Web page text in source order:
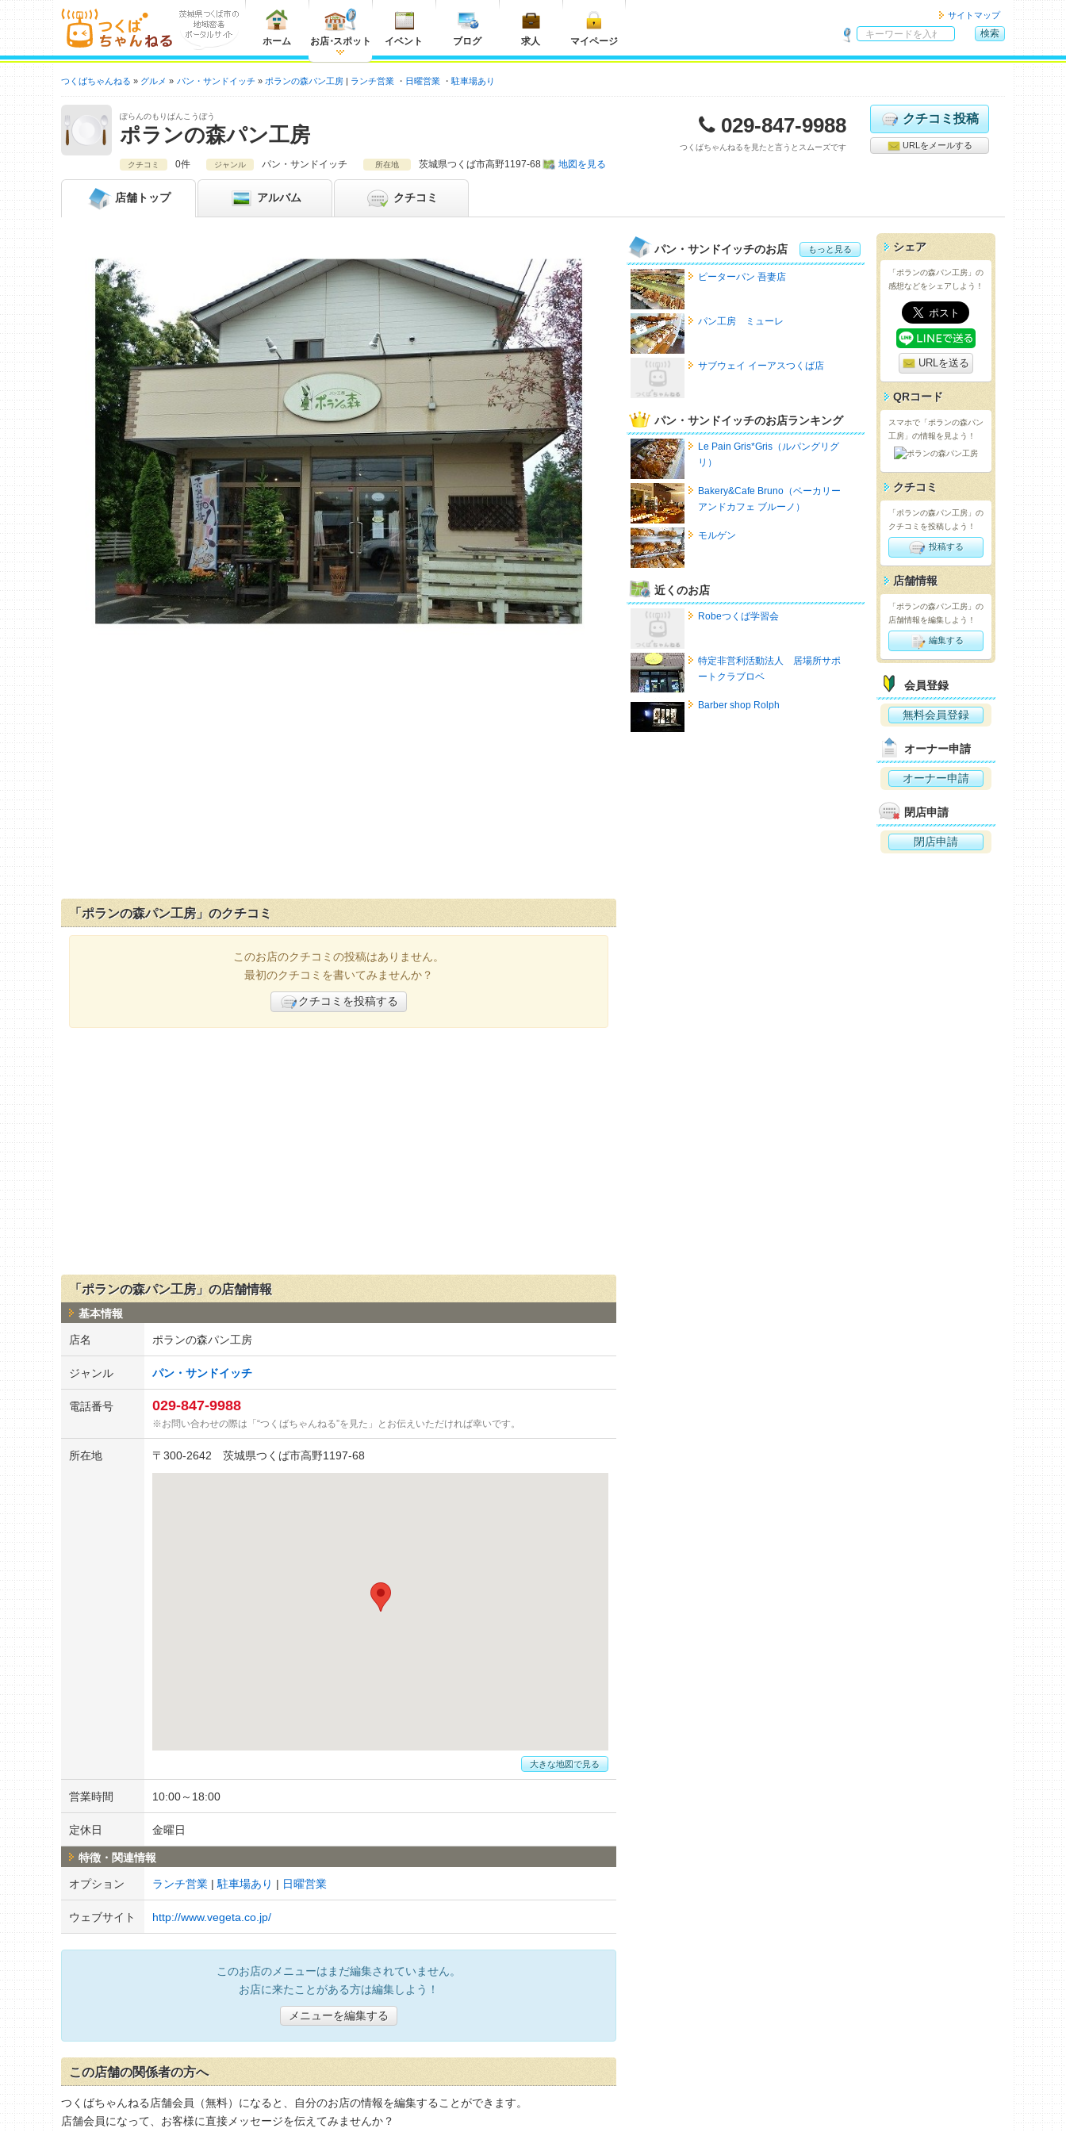
ホーム お店・スポット イベント ブログ 求人 マイページ
サイトマップ
内
索
検索
つくばちゃんねる グルメ パン・サンドイッチ ポランの森パン工房 ランチ営業 日曜営業 駐車場あり
ぽらんのもりぱんこうぼう
ポランの森パン工房 029-847-9988
つくばちゃんねるを見たと言うとスムーズです
クチコミ投稿
URLをメールする
クチコミ 0件 ジャンル パン・サンドイッチ 所在地 茨城県つくば市高野1197-68 地図を見る
店舗 トップ アルバム クチコミ
「ポランの森パン工房」のクチコミ
このお店のクチコミの投稿はありません。
最初のクチコミを書いてみませんか？
クチコミを投稿する
「ポランの森パン工房」の店舗情報
基本情報
店名 ポランの森パン工房
ジャンル パン・サンドイッチ
電話番号 029-847-9988
お問い合わせの際は「“つくばちゃんねる”を見た」とお伝えいただければ幸いです。
所在地 〒 300-2642 茨城県つくば市高野1197-68
大きな地図で見る
営業時間 10:00～18:00
定休日 金曜日
特徴・関連情報
オプション ランチ営業 駐車場あり 日曜営業
ウェブサイト http://www.vegeta.co.jp/
このお店のメニューはまだ編集されていません。
お店に来たことがある方は編集しよう！
メニューを編集する
この店舗の関係者の方へ
つくばちゃんねる店舗会員（無料）になると、自分のお店の情報を編集することができます。
店舗会員になって、お客様に直接メッセージを伝えてみませんか？
パン・サンドイッチのお店 もっと見る
ピーターパン 吾妻店
パン工房 ミューレ
サブウェイ イーアスつくば店
パン・サンドイッチのお店ランキング
Le Pain Gris*Gris（ルパングリグ
リ）
Bakery&Cafe Bruno（ベーカリー
アンドカフェ ブルーノ）
モルゲン
近くのお店
Robeつくば学習会
特定非営利活動法人 居場所サポ
ートクラブロベ
Barber shop Rolph
シェア
「ポランの森パン工房」の
感想などをシェアしよう！
URLを送る
QRコード
スマホで「ポランの森パン
工房」の情報を見よう！
クチコミ
「ポランの森パン工房」の
クチコミを投稿しよう！
投稿する
店舗情報
「ポランの森パン工房」の
店舗情報を編集しよう！
編集する
会員登録
無料会員登録
オーナー申請
オーナー申請
閉店申請
閉店申請